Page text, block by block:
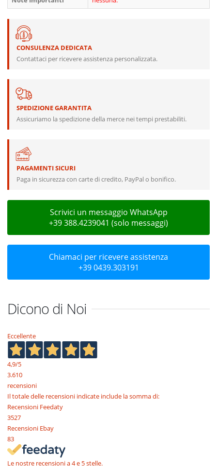
CONSULENZA DEDICATA
Contattaci per ricevere assistenza personalizzata.
SPEDIZIONE GARANTITA
Assicuriamo la spedizione della merce nei tempi prestabiliti.
PAGAMENTI SICURI
Paga in sicurezza con carte di credito, PayPal o bonifico.
Scrivici un messaggio WhatsApp
+39 388.4239041 (solo messaggi)
Chiamaci per ricevere assistenza
+39 0439.303191
Dicono di Noi
Eccellente
4,9/5
3.610
recensioni
Il totale delle recensioni indicate include la somma di:
Recensioni Feedaty
3527
Recensioni Ebay
83
Le nostre recensioni a 4 e 5 stelle.